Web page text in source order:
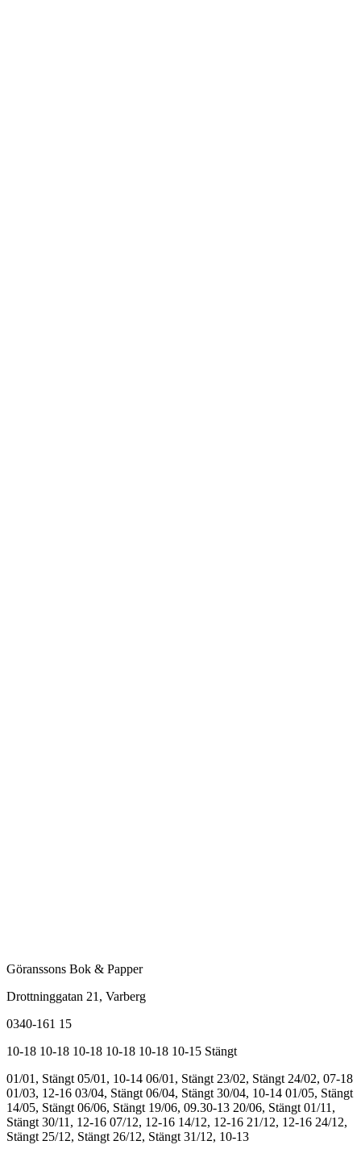
Göranssons Bok & Papper
Drottninggatan 21 , Varberg
0340-161 15
10-18 10-18 10-18 10-18 10-18 10-15 Stängt
01/01, Stängt 05/01, 10-14 06/01, Stängt 23/02, Stängt 24/02, 07-18
01/03, 12-16 03/04, Stängt 06/04, Stängt 30/04, 10-14 01/05, Stängt
14/05, Stängt 06/06, Stängt 19/06, 09.30-13 20/06, Stängt 01/11,
Stängt 30/11, 12-16 07/12, 12-16 14/12, 12-16 21/12, 12-16 24/12,
Stängt 25/12, Stängt 26/12, Stängt 31/12, 10-13